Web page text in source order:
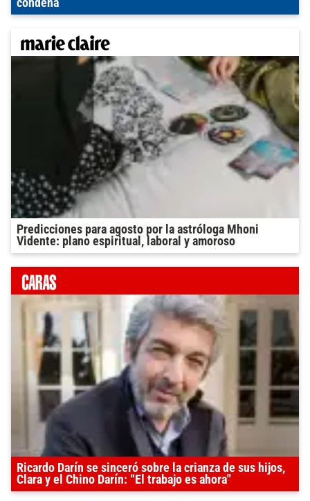
condena
Predicciones para agosto por la astróloga Mhoni
Vidente: plano espiritual, laboral y amoroso
Ricardo Darín se sinceró sobre la crianza de sus hijos,
Clara y el Chino Darín: “El trabajo es ahora"